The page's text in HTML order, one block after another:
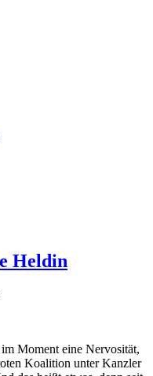
Heldin
Moment eine Nervosität,
Koalition unter Kanzler